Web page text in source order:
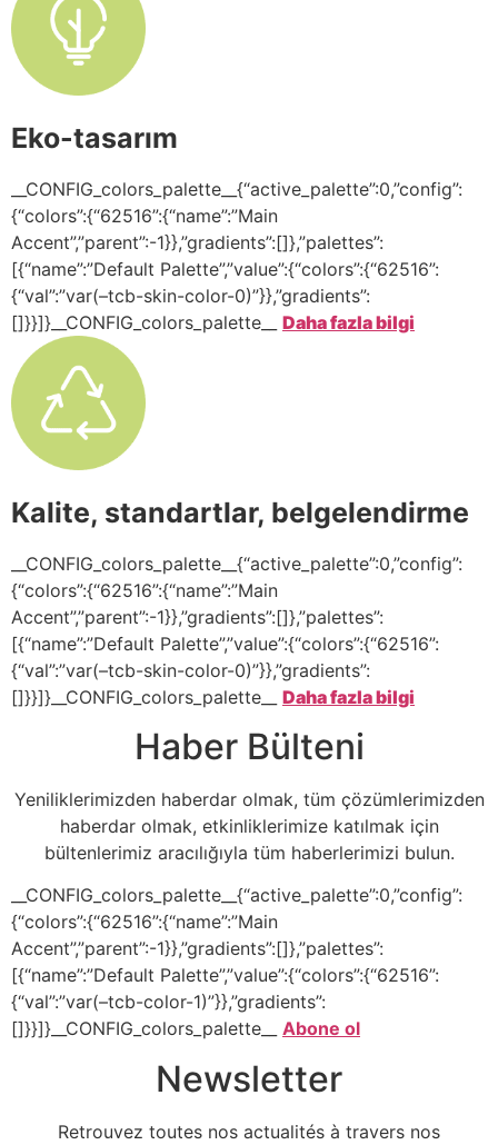
Eko-tasarım
__CONFIG_colors_palette__{“active_palette”:0,”config”:
{“colors”:{“62516”:{“name”:”Main
Accent”,”parent”:-1}},”gradients”:[]},”palettes”:
[{“name”:”Default Palette”,”value”:{“colors”:{“62516”:
{“val”:”var(–tcb-skin-color-0)”}},”gradients”:
[]}}]}__CONFIG_colors_palette__ Daha fazla bilgi
Kalite, standartlar, belgelendirme
__CONFIG_colors_palette__{“active_palette”:0,”config”:
{“colors”:{“62516”:{“name”:”Main
Accent”,”parent”:-1}},”gradients”:[]},”palettes”:
[{“name”:”Default Palette”,”value”:{“colors”:{“62516”:
{“val”:”var(–tcb-skin-color-0)”}},”gradients”:
[]}}]}__CONFIG_colors_palette__ Daha fazla bilgi
Haber Bülteni
Yeniliklerimizden haberdar olmak, tüm çözümlerimizden
haberdar olmak, etkinliklerimize katılmak için
bültenlerimiz aracılığıyla tüm haberlerimizi bulun.
__CONFIG_colors_palette__{“active_palette”:0,”config”:
{“colors”:{“62516”:{“name”:”Main
Accent”,”parent”:-1}},”gradients”:[]},”palettes”:
[{“name”:”Default Palette”,”value”:{“colors”:{“62516”:
{“val”:”var(–tcb-color-1)”}},”gradients”:
[]}}]}__CONFIG_colors_palette__ Abone ol
Newsletter
Retrouvez toutes nos actualités à travers nos